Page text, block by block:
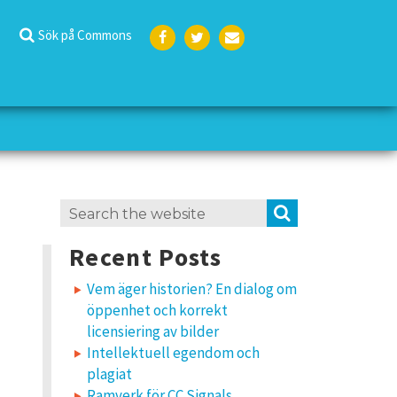
Sök på Commons
k
Search
Recent Posts
Vem äger historien? En dialog om
öppenhet och korrekt
licensiering av bilder
Intellektuell egendom och
plagiat